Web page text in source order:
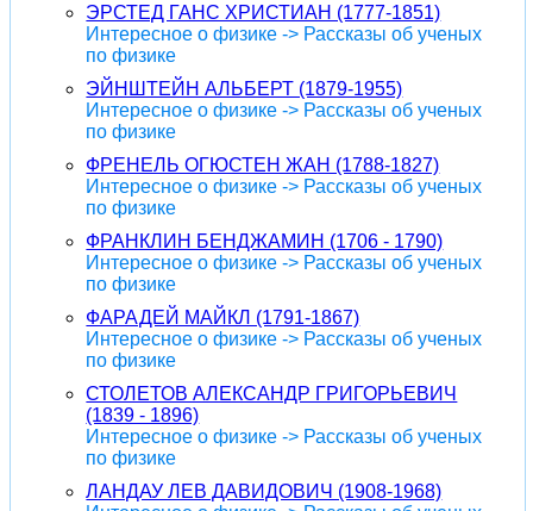
ЭРСТЕД ГАНС ХРИСТИАН (1777-1851)
Интересное о физике -> Рассказы об ученых
по физике
ЭЙНШТЕЙН АЛЬБЕРТ (1879-1955)
Интересное о физике -> Рассказы об ученых
по физике
ФРЕНЕЛЬ ОГЮСТЕН ЖАН (1788-1827)
Интересное о физике -> Рассказы об ученых
по физике
ФРАНКЛИН БЕНДЖАМИН (1706 - 1790)
Интересное о физике -> Рассказы об ученых
по физике
ФАРАДЕЙ МАЙКЛ (1791-1867)
Интересное о физике -> Рассказы об ученых
по физике
СТОЛЕТОВ АЛЕКСАНДР ГРИГОРЬЕВИЧ
(1839 - 1896)
Интересное о физике -> Рассказы об ученых
по физике
ЛАНДАУ ЛЕВ ДАВИДОВИЧ (1908-1968)